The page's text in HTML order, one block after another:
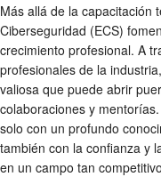
Más allá de la capacitación
Ciberseguridad (ECS)
crecimiento profesional. A
profesionales de la
valiosa que puede abrir
colaboraciones y
solo con un profundo
también con la confianza y
en un campo tan